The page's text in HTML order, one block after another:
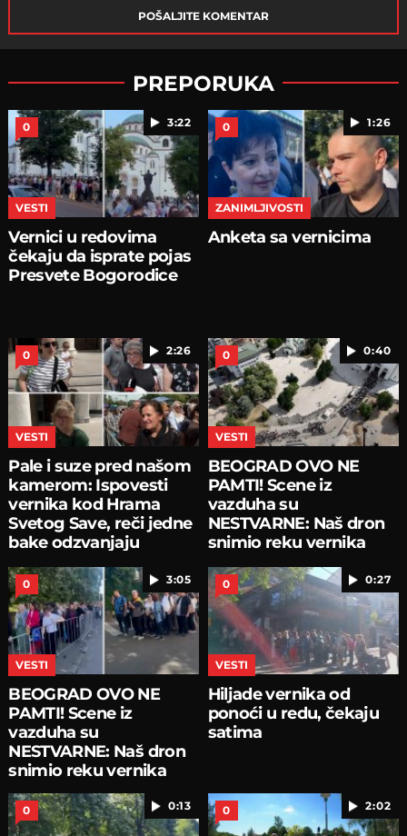
POŠALJITE KOMENTAR
PREPORUKA
3:22
0
VESTI
Vernici u redovima
čekaju da isprate pojas
Presvete Bogorodice
1:26
0
ZANIMLJIVOSTI
Anketa sa vernicima
2:26
0
VESTI
Pale i suze pred našom
kamerom: Ispovesti
vernika kod Hrama
Svetog Save, reči jedne
bake odzvanjaju
0:40
0
VESTI
BEOGRAD OVO NE
PAMTI! Scene iz
vazduha su
NESTVARNE: Naš dron
snimio reku vernika
3:05
0
VESTI
BEOGRAD OVO NE
PAMTI! Scene iz
vazduha su
NESTVARNE: Naš dron
snimio reku vernika
oko Hrama
0:27
0
VESTI
Hiljade vernika od
ponoći u redu, čekaju
satima
0:13
0 2:02
0